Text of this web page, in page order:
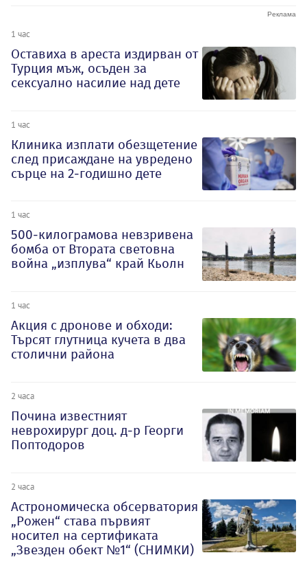
1 час
Оставиха в ареста издирван от
Турция мъж, осъден за
сексуално насилие над дете
1 час
Клиника изплати обезщетение
след присаждане на увредено
сърце на 2-годишно дете
1 час
500-килограмова невзривена
бомба от Втората световна
война „изплува“ край Кьолн
1 час
Акция с дронове и обходи:
Търсят глутница кучета в два
столични района
2 часа
Почина известният
неврохирург доц. д-р Георги
Поптодоров
2 часа
Астрономическа обсерватория
„Рожен“ става първият
носител на сертификата
„Звезден обект №1“ (СНИМКИ)